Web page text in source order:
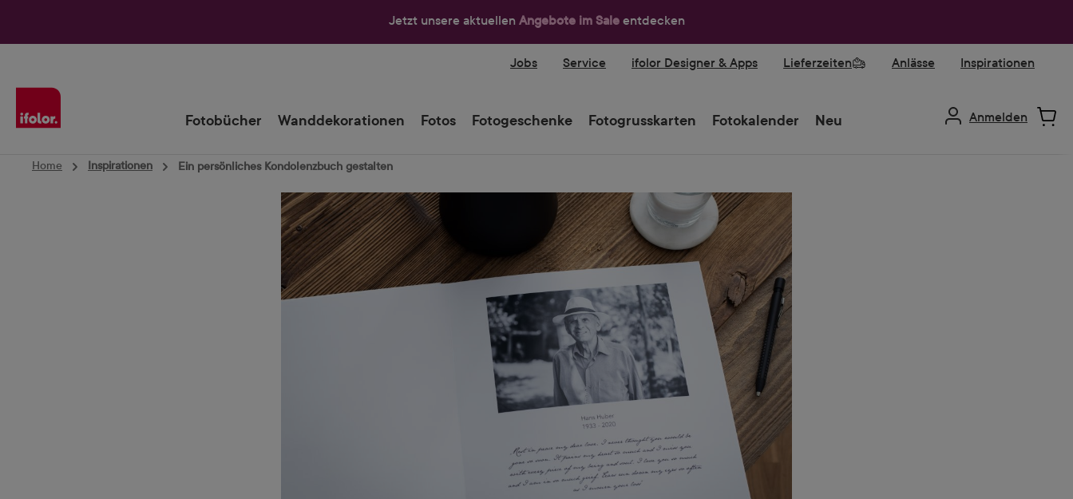
Jetzt unsere aktuellen Angebote im Sale entdecken
Jobs Service ifolor Designer & Apps Lieferzeiten Anlässe Inspirationen
Fotobücher Wanddekorationen Fotos Fotogeschenke Fotogrusskarten Fotokalender Neu Anmelden
Home Inspirationen Ein persönliches Kondolenzbuch gestalten